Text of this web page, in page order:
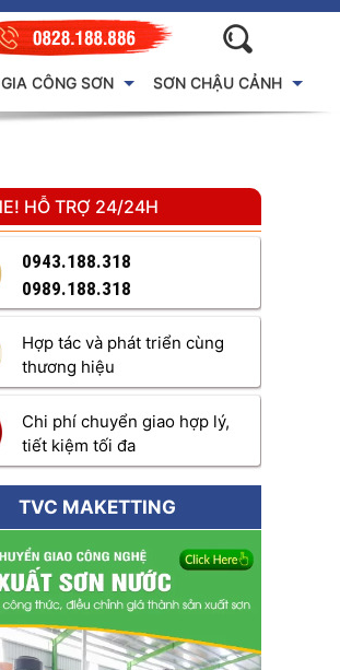
GIA CÔNG SƠN SƠN CHẬU CẢNH
HỖ TRỢ 24/24H
0943.188.318
0989.188.318
Hợp tác và phát triển cùng
thương hiệu
Chi phí chuyển giao hợp lý,
tiết kiệm tối đa
TVC MAKETTING